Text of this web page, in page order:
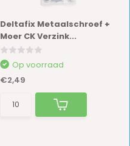
Deltafix Metaalschroef +
Moer CK Verzink...
Op voorraad
€2,49